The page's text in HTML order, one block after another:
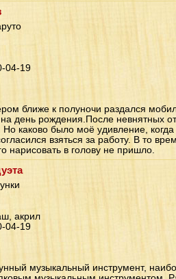
04-19
ближе к полуночи раздался
день рождения.После невнятных
каково было моё удивление,
взяться за работу. В то
нарисовать в голову не пришло.
акрил
04-19
музыкальный инструмент,